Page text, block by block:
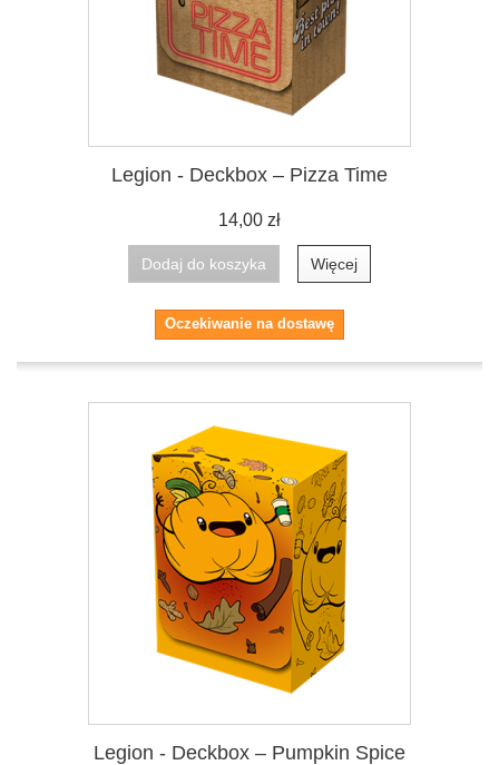
Legion - Deckbox – Pizza Time
14,00 zł
Dodaj do koszyka Więcej
Oczekiwanie na dostawę
Legion - Deckbox – Pumpkin Spice